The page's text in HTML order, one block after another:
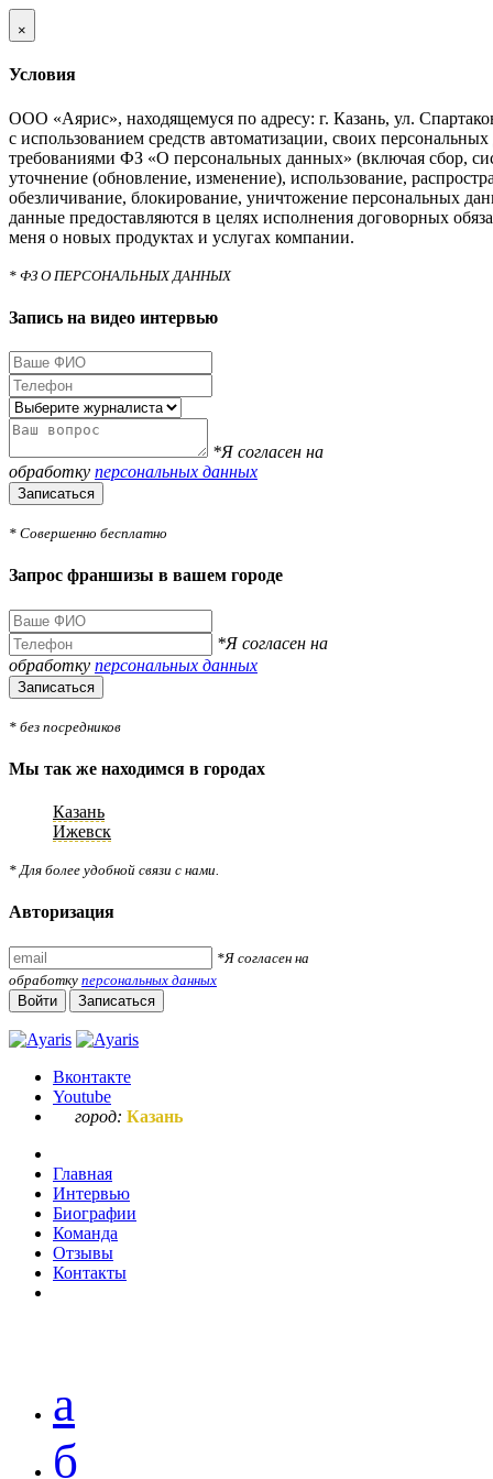
×
Условия
ООО «Аярис», находящемуся по адресу: г. Казань, ул.
с использованием средств автоматизации, своих
требованиями ФЗ «О персональных данных» (включая сбор,
уточнение (обновление, изменение), использование,
обезличивание, блокирование, уничтожение персональных
данные предоставляются в целях исполнения договорных
меня о новых продуктах и услугах компании.
* ФЗ О ПЕРСОНАЛЬНЫХ ДАННЫХ
Запись на видео интервью
*Я согласен на
обработку персональных данных
Записаться
* Совершенно бесплатно
Запрос франшизы в вашем городе
*Я согласен на
обработку персональных данных
Записаться
* без посредников
Мы так же находимся в городах
Казань
Ижевск
* Для более удобной связи с нами.
Авторизация
*Я согласен на
обработку персональных данных
Войти
Записаться
Вконтакте
Youtube
город: Казань
Главная
Интервью
Биографии
Команда
Отзывы
Контакты
а
б